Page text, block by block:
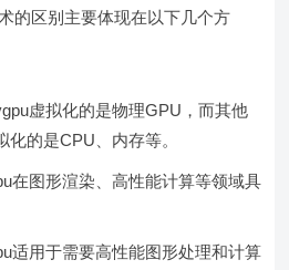
的区别主要体现在以下几个方
虚拟化的是物理GPU，而其他
化的是CPU、内存等。
在图形渲染、高性能计算等领域具
适用于需要高性能图形处理和计算